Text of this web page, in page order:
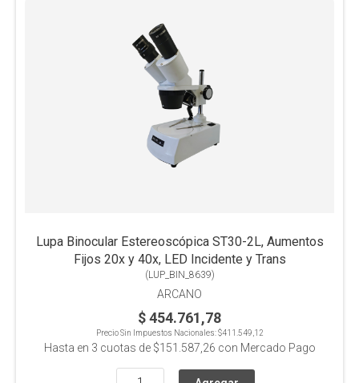
Lupa Binocular Estereoscópica ST30-2L, Aumentos
Fijos 20x y 40x, LED Incidente y Trans
(LUP_BIN_8639)
ARCANO
$ 454.761,78
Precio Sin Impuestos Nacionales:$411.549,12
Hasta en 3 cuotas de $151.587,26 con Mercado Pago